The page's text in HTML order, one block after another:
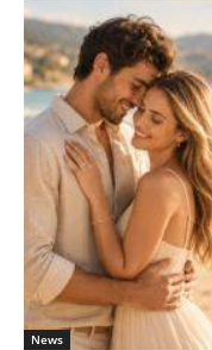
News